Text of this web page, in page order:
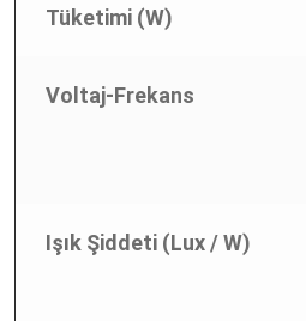
Tüketimi (W)
Voltaj-Frekans
Işık Şiddeti (Lux / W)